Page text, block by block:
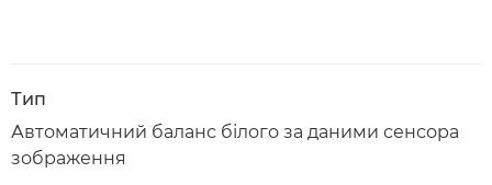
Тип
Автоматичний баланс білого за даними сенсора
зображення